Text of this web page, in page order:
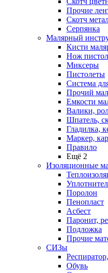
Прочие
Скотч
Серпянка
Малярный
Кисти
Нож
Миксеры
Пистолеты
Система
Прочий
Емкости
Валики,
Шпатель,
Гладилка,
Маркер,
Правило
Ещё 2
Изоляционные
Поролон
Пенопласт
Асбест
Паронит,
Подложка
Прочие
СИЗы
Обувь